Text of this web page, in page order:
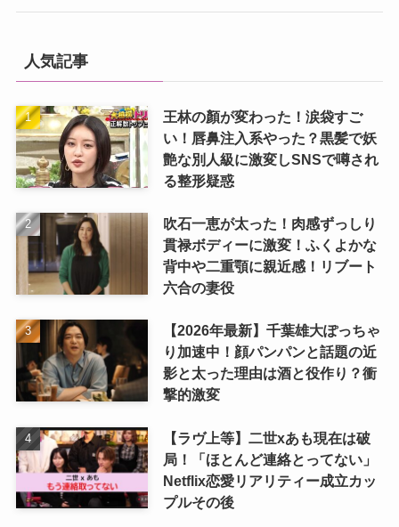
人気記事
王林の顏が変わった！涙袋すご
い！唇鼻注入系やった？黒髪で妖
艶な別人級に激変しSNSで噂され
る整形疑惑
吹石一恵が太った！肉感ずっしり
貫禄ボディーに激変！ふくよかな
背中や二重顎に親近感！リブート
六合の妻役
【2026年最新】千葉雄大ぽっちゃ
り加速中！顔パンパンと話題の近
影と太った理由は酒と役作り？衝
撃的激変
【ラヴ上等】二世xあも現在は破
局！「ほとんど連絡とってない」
Netflix恋愛リアリティー成立カッ
プルその後